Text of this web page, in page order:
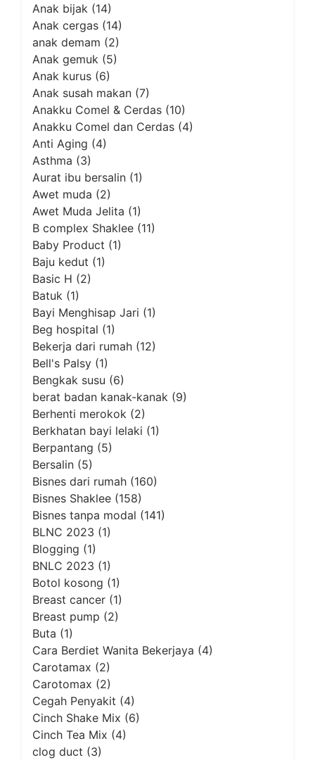
Anak bijak (14)
Anak cergas (14)
anak demam (2)
Anak gemuk (5)
Anak kurus (6)
Anak susah makan (7)
Anakku Comel & Cerdas (10)
Anakku Comel dan Cerdas (4)
Anti Aging (4)
Asthma (3)
Aurat ibu bersalin (1)
Awet muda (2)
Awet Muda Jelita (1)
B complex Shaklee (11)
Baby Product (1)
Baju kedut (1)
Basic H (2)
Batuk (1)
Bayi Menghisap Jari (1)
Beg hospital (1)
Bekerja dari rumah (12)
Bell's Palsy (1)
Bengkak susu (6)
berat badan kanak-kanak (9)
Berhenti merokok (2)
Berkhatan bayi lelaki (1)
Berpantang (5)
Bersalin (5)
Bisnes dari rumah (160)
Bisnes Shaklee (158)
Bisnes tanpa modal (141)
BLNC 2023 (1)
Blogging (1)
BNLC 2023 (1)
Botol kosong (1)
Breast cancer (1)
Breast pump (2)
Buta (1)
Cara Berdiet Wanita Bekerjaya (4)
Carotamax (2)
Carotomax (2)
Cegah Penyakit (4)
Cinch Shake Mix (6)
Cinch Tea Mix (4)
clog duct (3)